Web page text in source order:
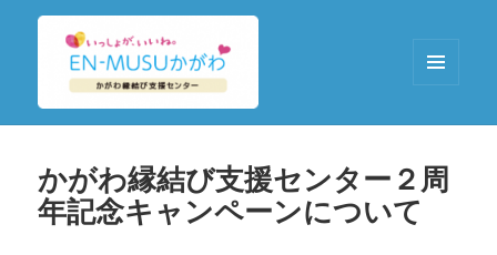
かがわ縁結び支援センター２周
年記念キャンペーンについて